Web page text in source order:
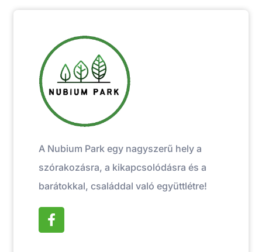
A Nubium Park egy nagyszerű hely a
szórakozásra, a kikapcsolódásra és a
barátokkal, családdal való együttlétre!